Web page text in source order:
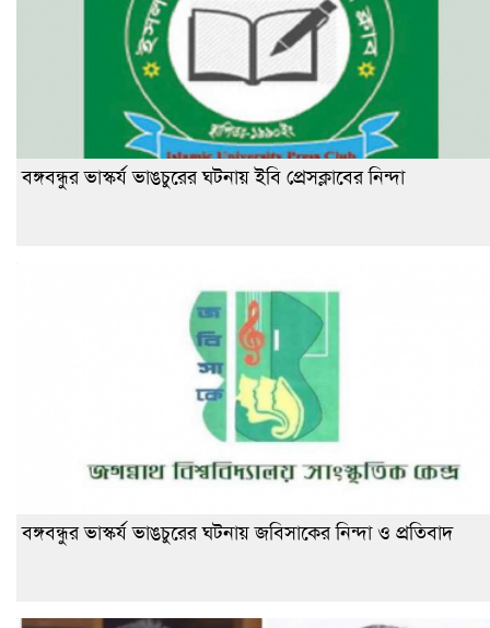
বঙ্গবন্ধুর ভাস্কর্য ভাঙচুরের ঘটনায় ইবি প্রেসক্লাবের নিন্দা
বঙ্গবন্ধুর ভাস্কর্য ভাঙচুরের ঘটনায় জবিসাকের নিন্দা ও প্রতিবাদ